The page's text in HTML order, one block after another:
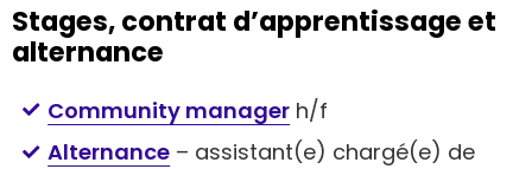
Stages, contrat d’apprentissage et
alternance
Community manager h/f
Alternance – assistant(e) chargé(e) de